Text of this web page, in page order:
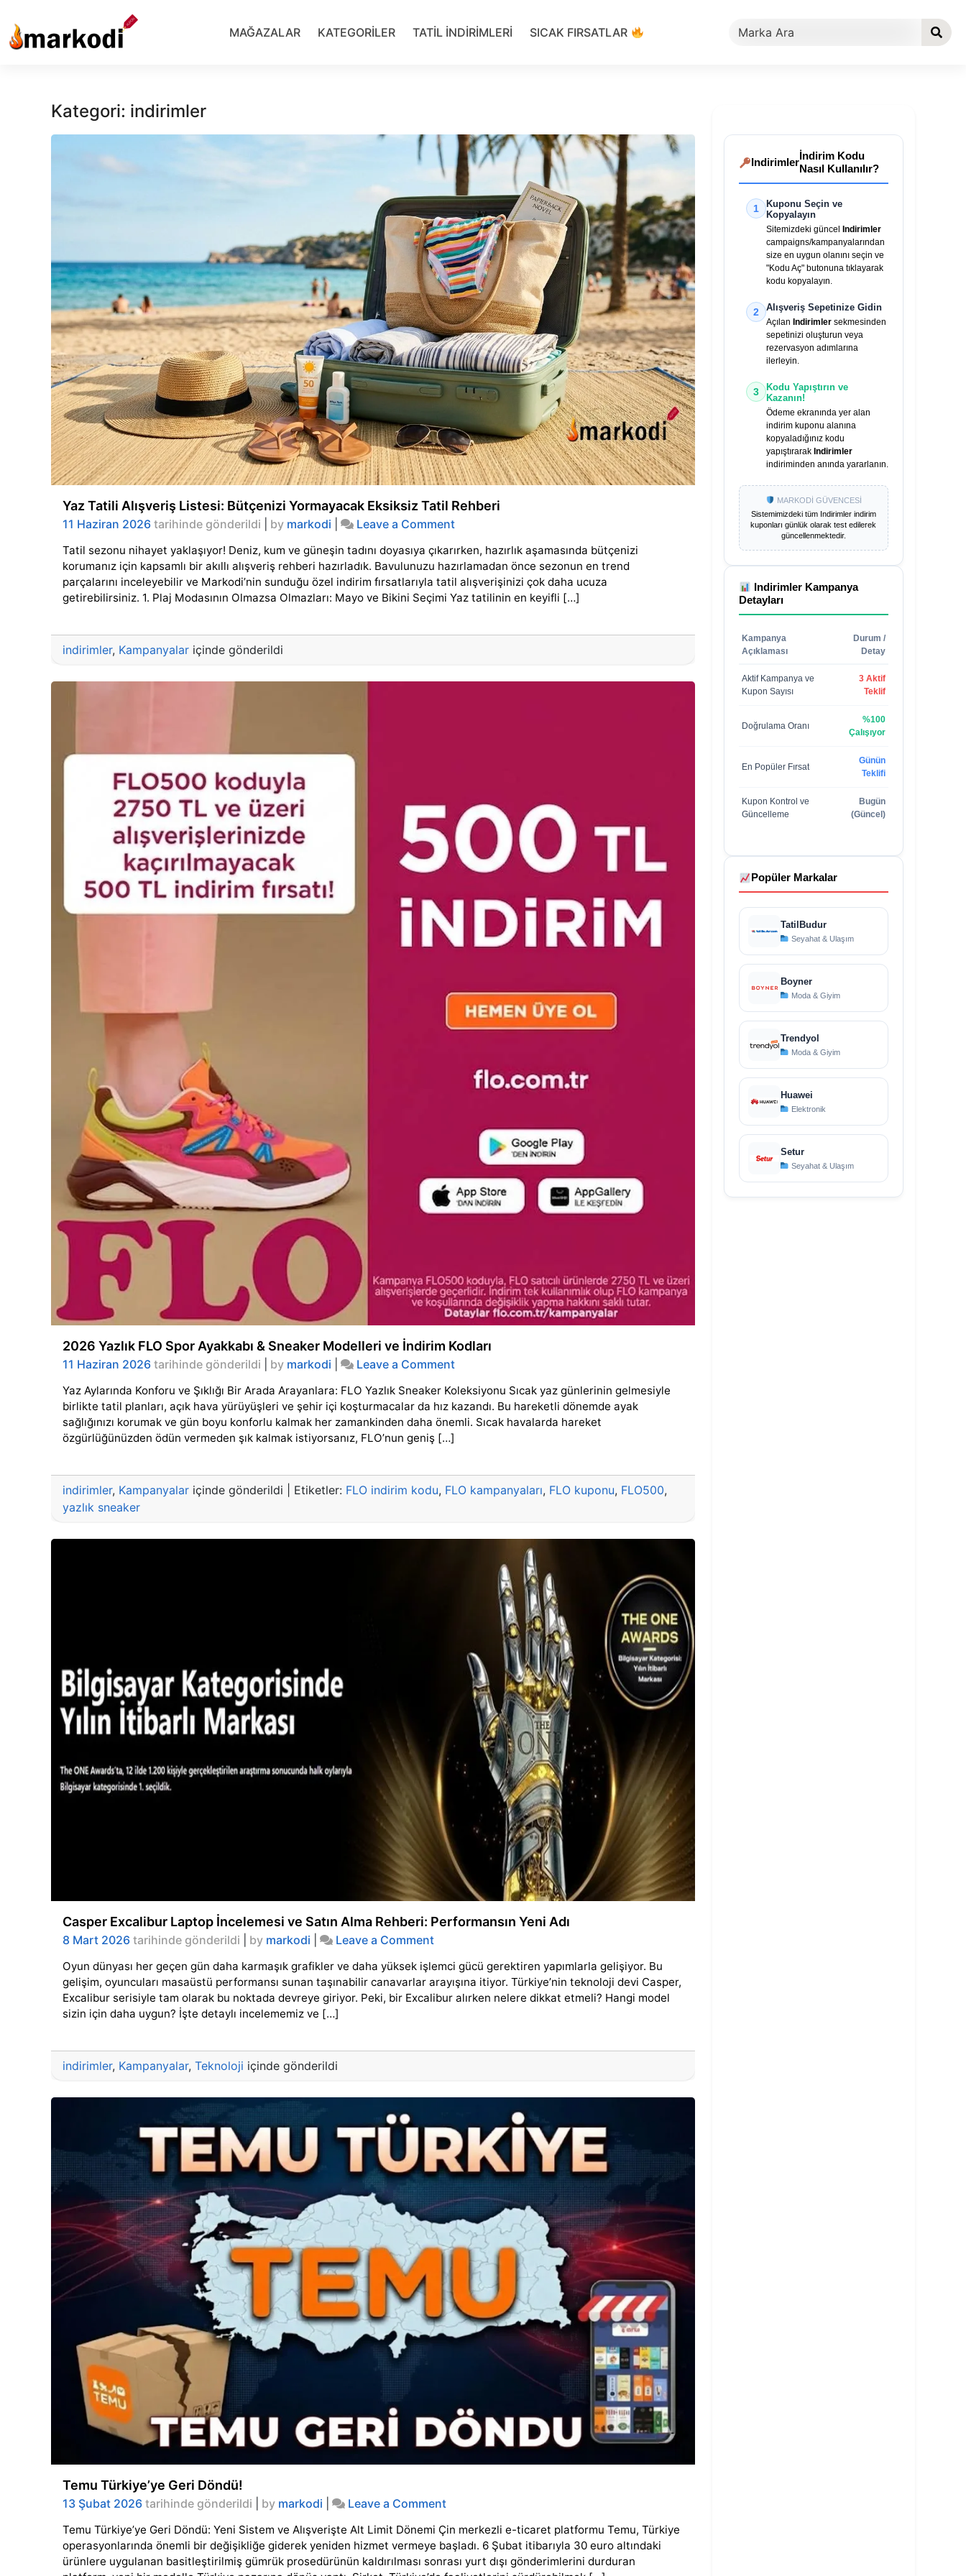
geç
MAĞAZALAR KATEGORILER TATIL INDIRIMLERI SICAK FIRSATLAR
Kategori: indirimler
Yaz Tatili Alışveriş Listesi: Bütçenizi Yormayacak Eksiksiz Tatil Rehberi
11 Haziran 2026 tarihinde gönderildi by markodi Leave a Commenton
Tatili
Alışveriş
Listesi:
Bütçenizi
Yormayacak
Tatil
Tatil sezonu nihayet yaklaşıyor! Deniz, kum ve güneşin tadını doyasıya çıkarırken, hazırlık aşamasında bütçenizi
korumanız için kapsamlı bir akıllı alışveriş rehberi hazırladık. Bavulunuzu hazırlamadan önce sezonun en trend
parçalarını inceleyebilir ve Markodi’nin sunduğu özel indirim fırsatlarıyla tatil alışverişinizi çok daha ucuza
getirebilirsiniz. 1. Plaj Modasının Olmazsa Olmazları: Mayo ve Bikini Seçimi Yaz tatilinin en keyifli […]
indirimler, Kampanyalar içinde gönderildi
2026 Yazlık FLO Spor Ayakkabı & Sneaker Modelleri ve İndirim Kodları
11 Haziran 2026 tarihinde gönderildi by markodi Leave a Commenton
Yazlık
FLO
Spor
Ayakkabı
Modelleri
ve
İndirim
Yaz Aylarında Konforu ve Şıklığı Bir Arada Arayanlara: FLO Yazlık Sneaker Koleksiyonu Sıcak yaz günlerinin gelmesiyle
birlikte tatil planları, açık hava yürüyüşleri ve şehir içi koşturmacalar da hız kazandı. Bu hareketli dönemde ayak
sağlığınızı korumak ve gün boyu konforlu kalmak her zamankinden daha önemli. Sıcak havalarda hareket
özgürlüğünüzden ödün vermeden şık kalmak istiyorsanız, FLO’nun geniş […]
indirimler, Kampanyalar içinde gönderildi Etiketler: FLO indirim kodu, FLO kampanyaları, FLO kuponu, FLO500,
yazlık sneaker
Casper Excalibur Laptop İncelemesi ve Satın Alma Rehberi: Performansın Yeni Adı
8 Mart 2026 tarihinde gönderildi by markodi Leave a Commenton
Excalibur
Laptop
İncelemesi
ve
Rehberi:
Oyun dünyası her geçen gün daha karmaşık grafikler ve daha yüksek işlemci gücü gerektiren yapımlarla gelişiyor. Bu
gelişim, oyuncuları masaüstü performansı sunan taşınabilir canavarlar arayışına itiyor. Türkiye’nin teknoloji devi Casper,
Excalibur serisiyle tam olarak bu noktada devreye giriyor. Peki, bir Excalibur alırken nelere dikkat etmeli? Hangi model
sizin için daha uygun? İşte detaylı incelememiz ve […]
indirimler, Kampanyalar, Teknoloji içinde gönderildi
Temu Türkiye’ye Geri Döndü!
13 Şubat 2026 tarihinde gönderildi by markodi Leave a Commenton
Türkiye’ye
Geri
Döndü!
Temu Türkiye’ye Geri Döndü: Yeni Sistem ve Alışverişte Alt Limit Dönemi Çin merkezli e-ticaret platformu Temu, Türkiye
operasyonlarında önemli bir değişikliğe giderek yeniden hizmet vermeye başladı. 6 Şubat itibarıyla 30 euro altındaki
ürünlere uygulanan basitleştirilmiş gümrük prosedürünün kaldırılması sonrası yurt dışı gönderimlerini durduran
Indirimler
İndirim Kodu
Nasıl Kullanılır?
1
Kuponu Seçin ve
Kopyalayın
Sitemizdeki güncel
Indirimler
campaigns/kampanyalarından
size en uygun olanını seçin ve
"Kodu Aç" butonuna tıklayarak
kodu kopyalayın.
2 Alışveriş Sepetinize Gidin
Açılan Indirimlersekmesinden
sepetinizi oluşturun veya
rezervasyon adımlarına
ilerleyin.
3
Kodu Yapıştırın ve
Kazanın!
Ödeme ekranında yer alan
indirim kuponu alanına
kopyaladığınız kodu
yapıştırarak Indirimler
indiriminden anında yararlanın.
MARKODİ GÜVENCESİ
Sistemimizdeki tüm Indirimlerindirim
kuponları günlük olarak test edilerek
güncellenmektedir.
IndirimlerKampanya
Detayları
Kampanya
Açıklaması
Durum /
Detay
Aktif Kampanya ve
Kupon Sayısı
3 Aktif
Teklif
Doğrulama Oranı
%100
Çalışıyor
En Popüler Fırsat
Günün
Teklifi
Kupon Kontrol ve
Güncelleme
Bugün
(Güncel)
Popüler Markalar
TatilBudur
Seyahat & Ulaşım
Boyner
Moda & Giyim
Trendyol
Moda & Giyim
Huawei
Elektronik
Setur
Seyahat & Ulaşım